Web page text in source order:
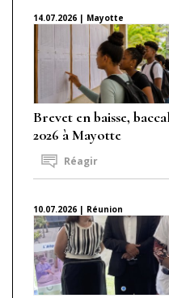
14.07.2026 | Mayotte
Brevet en baisse,
2026 à Mayotte
Réagir
10.07.2026 | Réunion